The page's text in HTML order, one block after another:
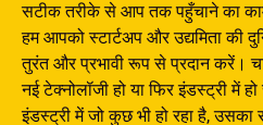
सटीक तरीके से आप तक पहुँचाने का काम
हम आपको स्टार्टअप और उद्यमिता की
तुरंत और प्रभावी रूप से प्रदान करें।
नई टेक्नोलॉजी हो या फिर इंडस्ट्री में
इंडस्ट्री में जो कुछ भी हो रहा है,